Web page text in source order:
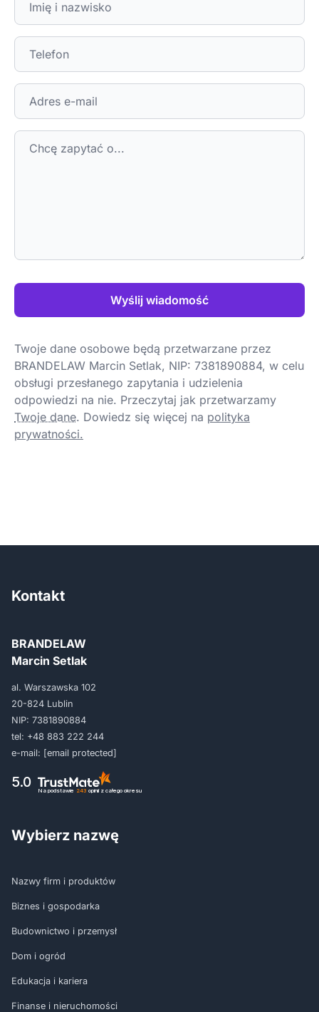
Wyślij wiadomość
Twoje dane osobowe będą przetwarzane przez
BRANDELAW Marcin Setlak, NIP: 7381890884, w celu
obsługi przesłanego zapytania i udzielenia
odpowiedzi na nie. Przeczytaj jak przetwarzamy
Twoje dane. Dowiedz się więcej na polityka
prywatności.
Kontakt
BRANDELAW
Marcin Setlak
al. Warszawska 102
20-824 Lublin
NIP: 7381890884
tel: +48 883 222 244
e-mail: [email protected]
5.0
Na podstawie 243 opinii z całego okresu
Wybierz nazwę
Nazwy firm i produktów
Biznes i gospodarka
Budownictwo i przemysł
Dom i ogród
Edukacja i kariera
Finanse i nieruchomości